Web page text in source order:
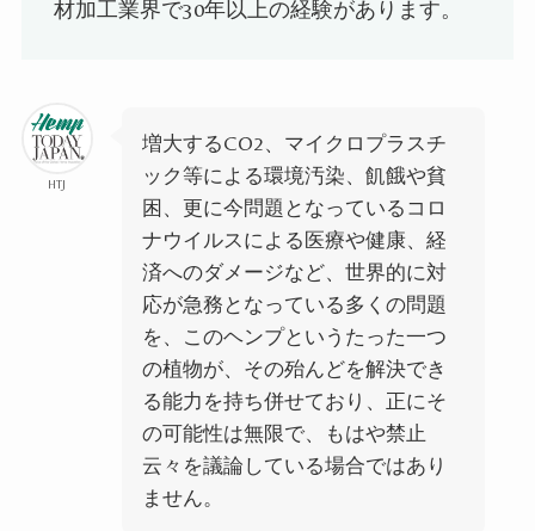
材加工業界で30年以上の経験があります。
HTJ
増大するCO2、マイクロプラスチ
ック等による環境汚染、飢餓や貧
困、更に今問題となっているコロ
ナウイルスによる医療や健康、経
済へのダメージなど、世界的に対
応が急務となっている多くの問題
を、このヘンプというたった一つ
の植物が、その殆んどを解決でき
る能力を持ち併せており、正にそ
の可能性は無限で、もはや禁止
云々を議論している場合ではあり
ません。